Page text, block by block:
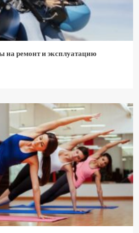
на ремонт и эксплуатацию